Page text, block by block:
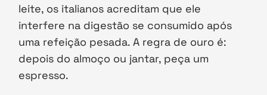
leite, os italianos acreditam que ele
interfere na digestão se consumido após
uma refeição pesada. A regra de ouro é:
depois do almoço ou jantar, peça um
espresso.